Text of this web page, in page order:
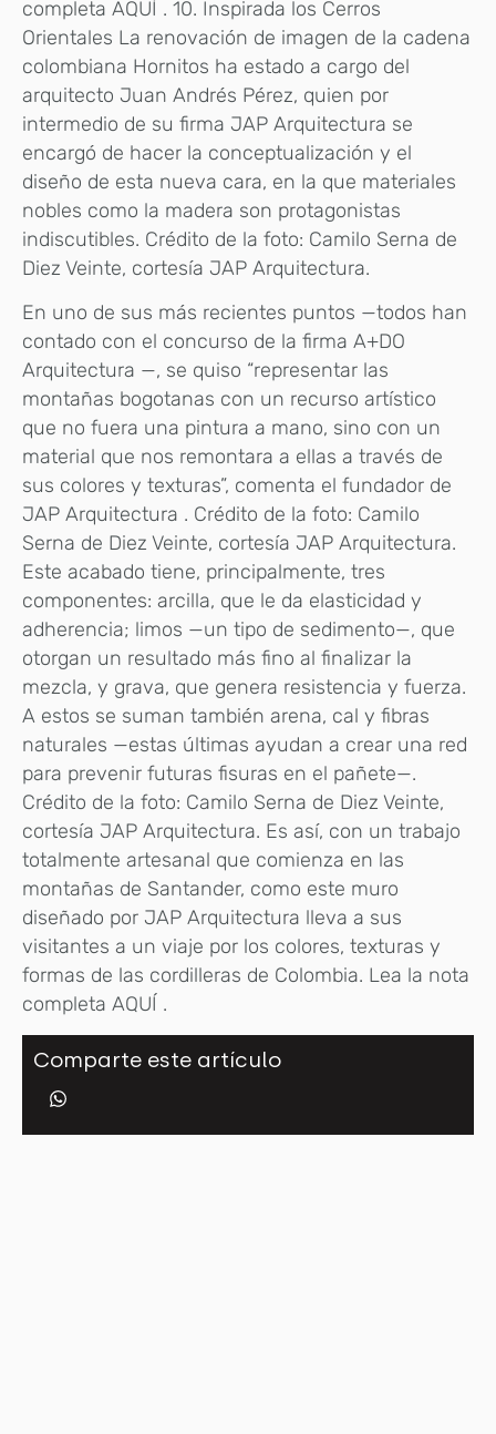
completa AQUÍ . 10. Inspirada los Cerros
Orientales La renovación de imagen de la cadena
colombiana Hornitos ha estado a cargo del
arquitecto Juan Andrés Pérez, quien por
intermedio de su firma JAP Arquitectura se
encargó de hacer la conceptualización y el
diseño de esta nueva cara, en la que materiales
nobles como la madera son protagonistas
indiscutibles. Crédito de la foto: Camilo Serna de
Diez Veinte, cortesía JAP Arquitectura.
En uno de sus más recientes puntos —todos han
contado con el concurso de la firma A+DO
Arquitectura —, se quiso “representar las
montañas bogotanas con un recurso artístico
que no fuera una pintura a mano, sino con un
material que nos remontara a ellas a través de
sus colores y texturas”, comenta el fundador de
JAP Arquitectura . Crédito de la foto: Camilo
Serna de Diez Veinte, cortesía JAP Arquitectura.
Este acabado tiene, principalmente, tres
componentes: arcilla, que le da elasticidad y
adherencia; limos —un tipo de sedimento—, que
otorgan un resultado más fino al finalizar la
mezcla, y grava, que genera resistencia y fuerza.
A estos se suman también arena, cal y fibras
naturales —estas últimas ayudan a crear una red
para prevenir futuras fisuras en el pañete—.
Crédito de la foto: Camilo Serna de Diez Veinte,
cortesía JAP Arquitectura. Es así, con un trabajo
totalmente artesanal que comienza en las
montañas de Santander, como este muro
diseñado por JAP Arquitectura lleva a sus
visitantes a un viaje por los colores, texturas y
formas de las cordilleras de Colombia. Lea la nota
completa AQUÍ .
Comparte este artículo